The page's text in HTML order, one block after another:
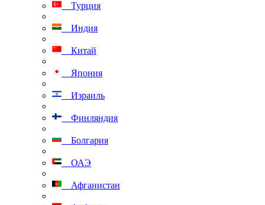
Турция
Индия
Китай
Япония
Израиль
Финляндия
Болгария
ОАЭ
Афганистан